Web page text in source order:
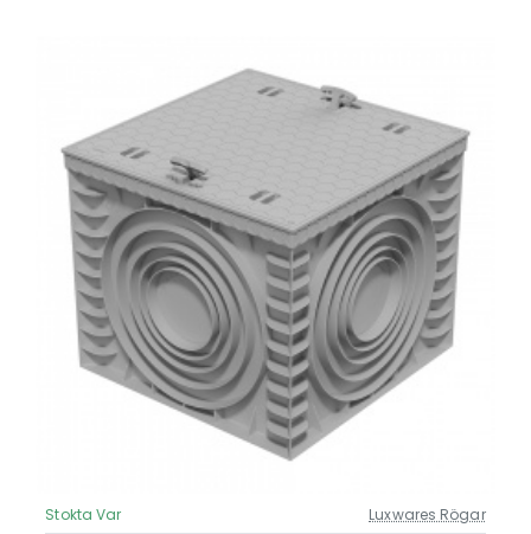
Güncel Fiyat
Stokta Var Luxwares Rögar